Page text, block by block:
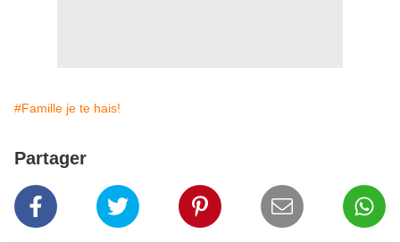
#Famille je te hais!
Partager